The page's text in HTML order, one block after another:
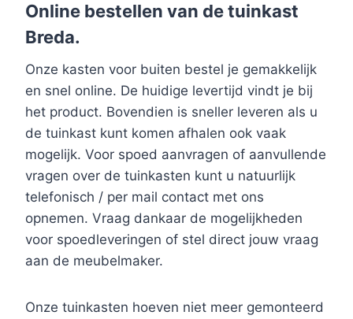
Online bestellen van de tuinkast
Breda.
Onze kasten voor buiten bestel je gemakkelijk
en snel online. De huidige levertijd vindt je bij
het product. Bovendien is sneller leveren als u
de tuinkast kunt komen afhalen ook vaak
mogelijk. Voor spoed aanvragen of aanvullende
vragen over de tuinkasten kunt u natuurlijk
telefonisch / per mail contact met ons
opnemen. Vraag dankaar de mogelijkheden
voor spoedleveringen of stel direct jouw vraag
aan de meubelmaker.
Onze tuinkasten hoeven niet meer gemonteerd